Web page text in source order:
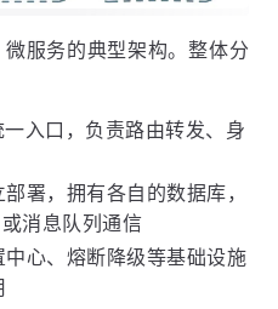
服务的典型架构。整体分
入口，负责路由转发、身
署，拥有各自的数据库，
消息队列通信
中心、熔断降级等基础设施